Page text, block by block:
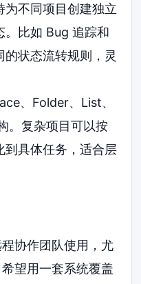
为不同项目创建独立
。比如 Bug 追踪和
状态流转规则，灵
、Folder、List、
。复杂项目可以按
到具体任务，适合层
协作团队使用，尤
望用一套系统覆盖